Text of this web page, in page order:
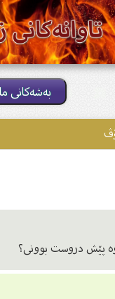
بەشەکانی
پێش دروست بوونى؟